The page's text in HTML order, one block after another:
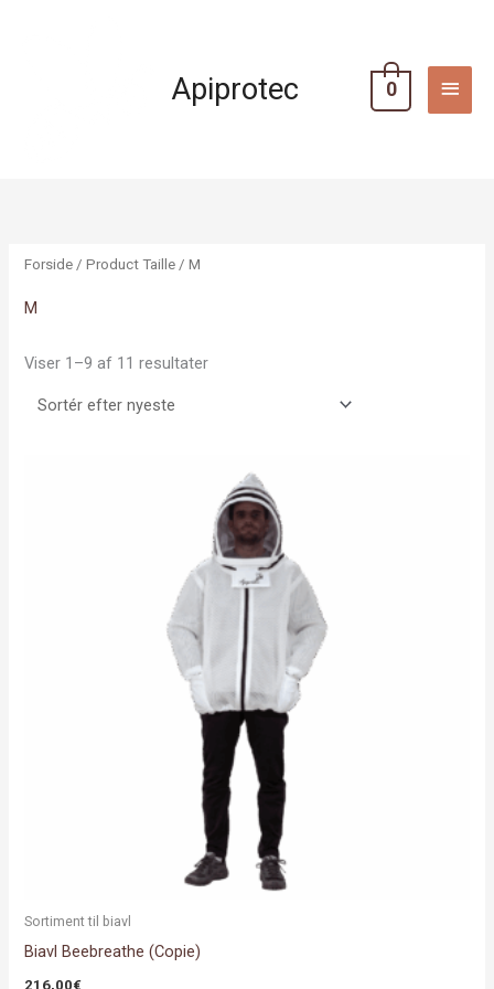
Apiprotec 0
Forside / Product Taille / M
M
Viser 1–9 af 11 resultater
Sortiment til biavl
Biavl Beebreathe (Copie)
216,00€
vare
har
flere
varianter.
Mulighederne
kan
vælges
på
varesiden